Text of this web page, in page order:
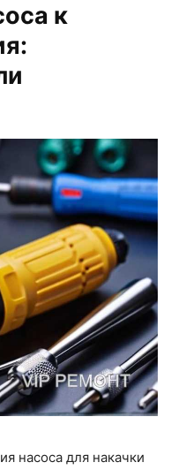
к
насоса для накачки